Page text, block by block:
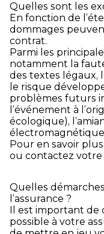
Quelles sont les
En fonction de
dommages
contrat.
Parmi les
notamment la
des textes légaux,
le risque
problèmes futurs
l’événement à
écologique),
Pour en savoir
ou contactez votre
Quelles
l’assurance ?
Il est important de
possible à votre